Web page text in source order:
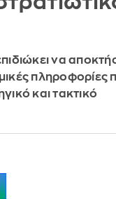
να
πληροφορίες
και τακτικό